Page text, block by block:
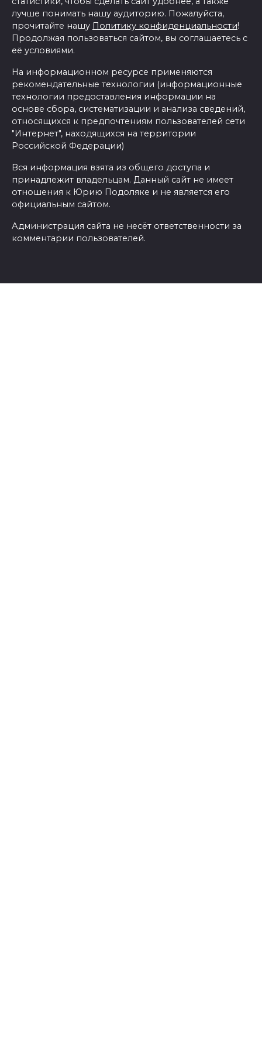
лучше понимать нашу аудиторию. Пожалуйста,
прочитайте нашу Политику конфиденциальности!
Продолжая пользоваться сайтом, вы соглашаетесь с
её условиями.
На информационном ресурсе применяются
рекомендательные технологии (информационные
технологии предоставления информации на
основе сбора, систематизации и анализа сведений,
относящихся к предпочтениям пользователей сети
"Интернет", находящихся на территории
Российской Федерации)
Вся информация взята из общего доступа и
принадлежит владельцам. Данный сайт не имеет
отношения к Юрию Подоляке и не является его
официальным сайтом.
Администрация сайта не несёт ответственности за
комментарии пользователей.